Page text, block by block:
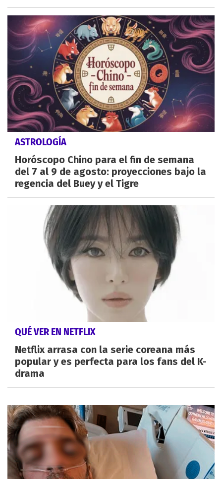
ASTROLOGÍA
Horóscopo Chino para el fin de semana
del 7 al 9 de agosto: proyecciones bajo la
regencia del Buey y el Tigre
QUÉ VER EN NETFLIX
Netflix arrasa con la serie coreana más
popular y es perfecta para los fans del K-
drama